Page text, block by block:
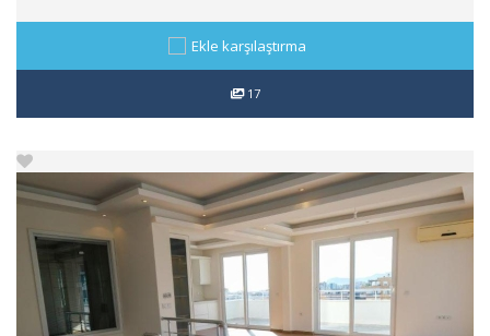
Ekle karşılaştırma
17